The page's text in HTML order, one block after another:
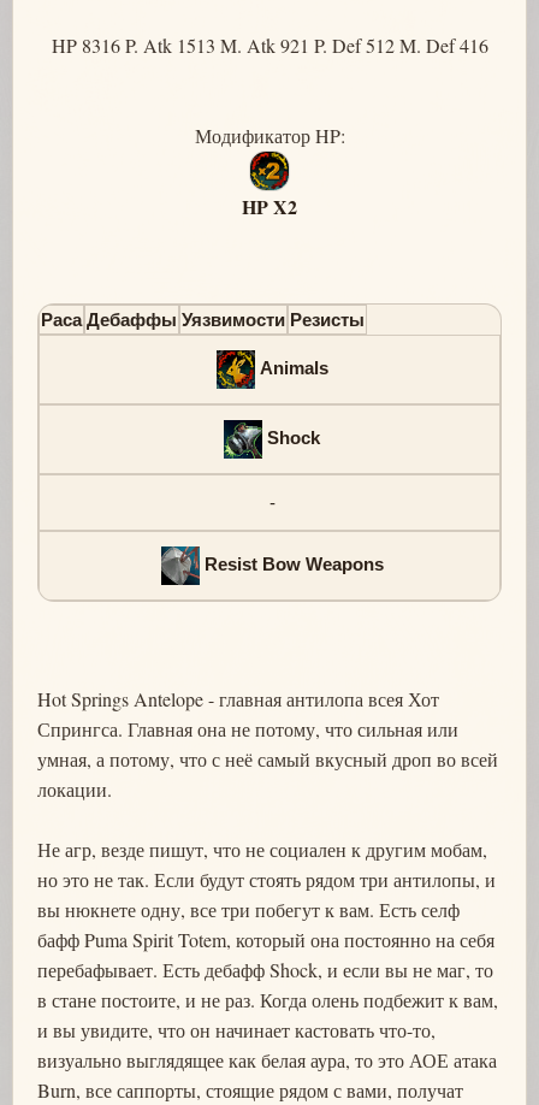
HP 8316 P. Atk 1513 M. Atk 921 P. Def 512 M. Def 416
Модификатор HP:
HP X2
Раса Дебаффы Уязвимости Резисты
Animals
Shock
-
Resist Bow Weapons
Hot Springs Antelope - главная антилопа всея Хот
Спрингса. Главная она не потому, что сильная или
умная, а потому, что с неё самый вкусный дроп во всей
локации.
Не агр, везде пишут, что не социален к другим мобам,
но это не так. Если будут стоять рядом три антилопы, и
вы нюкнете одну, все три побегут к вам. Есть селф
бафф Puma Spirit Totem, который она постоянно на себя
перебафывает. Есть дебафф Shock, и если вы не маг, то
в стане постоите, и не раз. Когда олень подбежит к вам,
и вы увидите, что он начинает кастовать что-то,
визуально выглядящее как белая аура, то это АОЕ атака
Burn, все саппорты, стоящие рядом с вами, получат